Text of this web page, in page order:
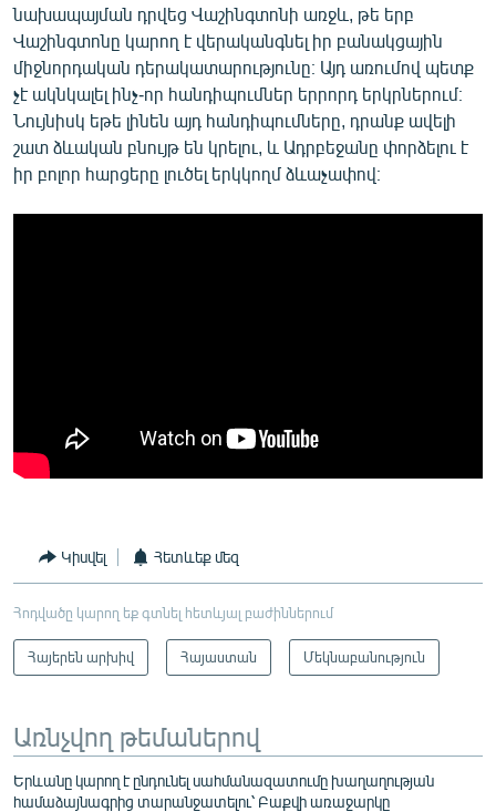
նախապայման դրվեց Վաշինգտոնի առջև, թե երբ
Վաշինգտոնը կարող է վերականգնել իր բանակցային
միջնորդական դերակատարությունը։ Այդ առումով պետք
չէ ակնկալել ինչ-որ հանդիպումներ երրորդ երկրներում։
Նույնիսկ եթե լինեն այդ հանդիպումները, դրանք ավելի
շատ ձևական բնույթ են կրելու, և Ադրբեջանը փորձելու է
իր բոլոր հարցերը լուծել երկկողմ ձևաչափով։
Կիսվել Հետևեք մեզ
Հոդվածը կարող եք գտնել հետևյալ բաժիններում
Հայերեն արխիվ Հայաստան Մեկնաբանություն
Առնչվող թեմաներով
Երևանը կարող է ընդունել սահմանազատումը խաղաղության
համաձայնագրից տարանջատելու՝ Բաքվի առաջարկը